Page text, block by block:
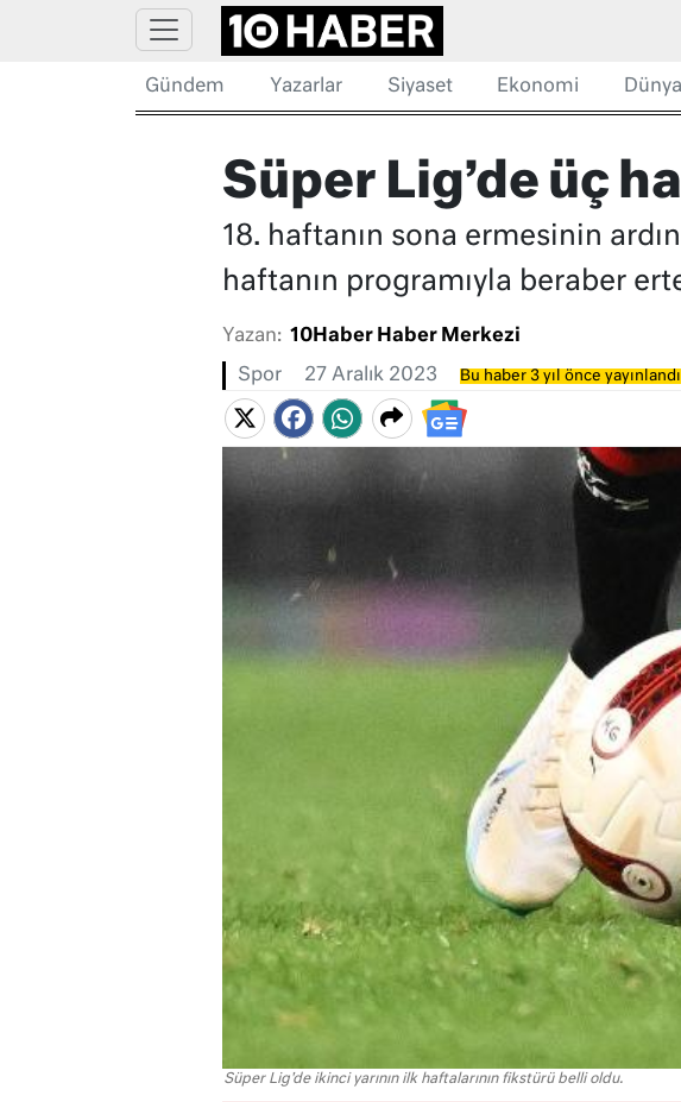
Gündem Yazarlar Siyaset Ekonomi Dünya
Süper Lig’de üç
18. haftanın sona ermesinin
haftanın programıyla beraber
Yazan: 10Haber Haber Merkezi
Spor 27 Aralık 2023 Bu haber 3 yıl önce yayınlandı
Süper Lig'de ikinci yarının ilk haftalarının fikstürü belli oldu.